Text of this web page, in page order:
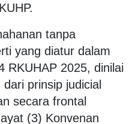
tanpa
yang diatur dalam
RKUHAP 2025, dinilai
prinsip judicial
secara frontal
(3) Konvenan